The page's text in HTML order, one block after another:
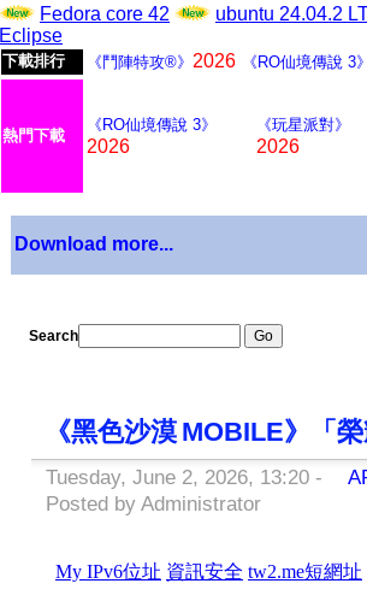
Fedora core 42
ubuntu 24.04.2
Eclipse
下載排行 《鬥陣特攻®》 2026 《RO仙境傳說 3
熱門下載
《RO仙境傳說 3》
2026
《玩星派對》
2026
Download more...
Search
《黑色沙漠 MOBILE》「
Tuesday, June 2, 2026, 13:20 -
Posted by Administrator